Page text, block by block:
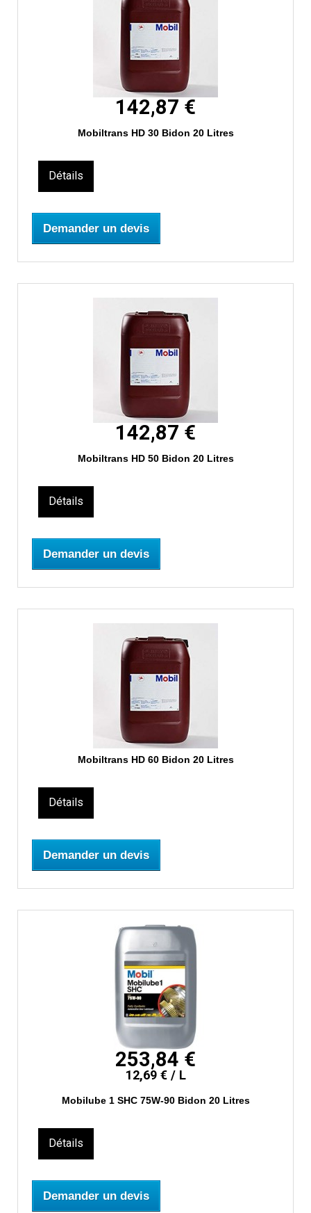
142,87 €
Mobiltrans HD 30 Bidon 20 Litres
Détails
Demander un devis
142,87 €
Mobiltrans HD 50 Bidon 20 Litres
Détails
Demander un devis
Mobiltrans HD 60 Bidon 20 Litres
Détails
Demander un devis
253,84 €
12,69 € / L
Mobilube 1 SHC 75W-90 Bidon 20 Litres
Détails
Demander un devis